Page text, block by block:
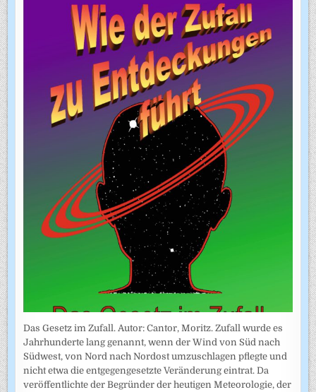
Das Gesetz im Zufall. Autor: Cantor, Moritz. Zufall wurde es
Jahrhunderte lang genannt, wenn der Wind von Süd nach
Südwest, von Nord nach Nordost umzuschlagen pflegte und
nicht etwa die entgegengesetzte Veränderung eintrat. Da
veröffentlichte der Begründer der heutigen Meteorologie, der